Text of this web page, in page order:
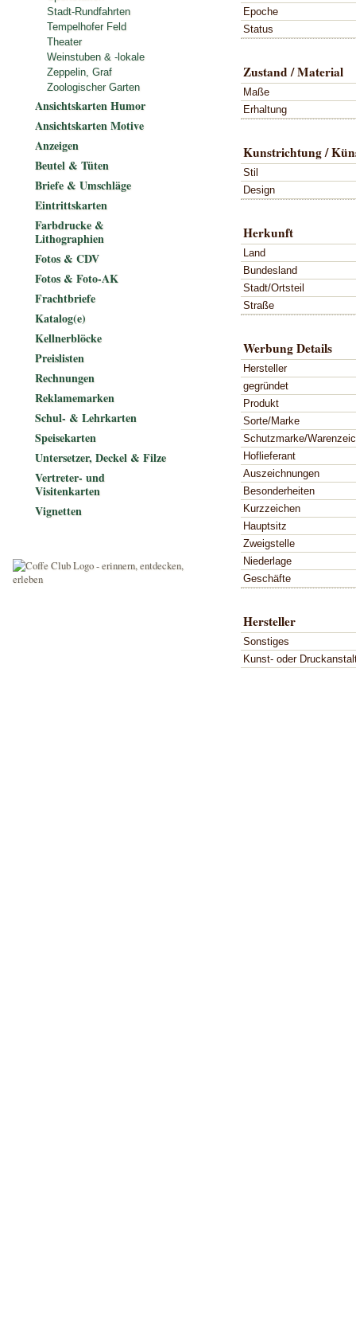
Epoche
Status
Zustand / Material
Maße
Erhaltung
Kunstrichtung /
Stil
Design
Herkunft
Land
Bundesland
Stadt/Ortsteil
Straße
Werbung Details
Hersteller
gegründet
Produkt
Sorte/Marke
Schutzmarke/
Hoflieferant
Auszeichnungen
Besonderheiten
Kurzzeichen
Hauptsitz
Zweigstelle
Niederlage
Geschäfte
Hersteller
Sonstiges
Kunst- oder
Stadt-Rundfahrten
Tempelhofer Feld
Theater
Weinstuben & -lokale
Zeppelin, Graf
Zoologischer Garten
Ansichtskarten Humor
Ansichtskarten Motive
Anzeigen
Beutel & Tüten
Briefe & Umschläge
Eintrittskarten
Farbdrucke &
Lithographien
Fotos & CDV
Fotos & Foto-AK
Frachtbriefe
Katalog(e)
Kellnerblöcke
Preislisten
Rechnungen
Reklamemarken
Schul- & Lehrkarten
Speisekarten
Untersetzer, Deckel & Filze
Vertreter- und
Visitenkarten
Vignetten